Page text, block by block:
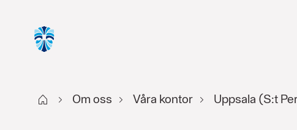
Start Om oss Våra kontor Uppsala (S:t